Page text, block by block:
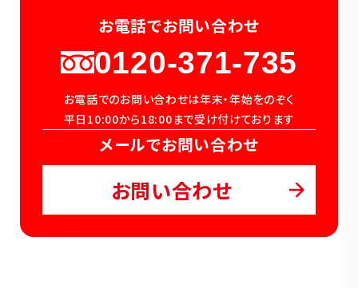
お電話でお問い合わせ
0120-371-735
お電話でのお問い合わせは年末・年始をのぞく
平日10:00から18:00まで受け付けております
メールでお問い合わせ
お問い合わせ